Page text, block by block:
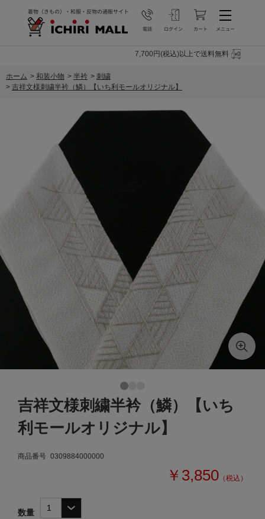
7,700円(税込)以上で送料無料
ホーム > 和装小物 > 半衿 > 刺繍
> 吉祥文様刺繍半衿（鱗）【いち利モールオリジナル】
吉祥文様刺繍半衿（鱗）【いち
利モールオリジナル】
商品番号 0309884000000
￥3,850 （税込）
数量